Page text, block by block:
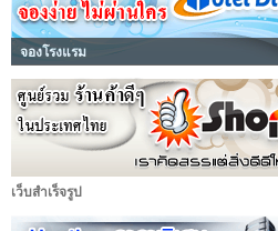
จองโรงแรม
เว็บสำเร็จรูป